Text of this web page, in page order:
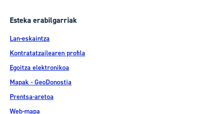
Esteka erabilgarriak
Lan-eskaintza
Kontratatzailearen profila
Egoitza elektronikoa
Mapak - GeoDonostia
Prentsa-aretoa
Web-mapa